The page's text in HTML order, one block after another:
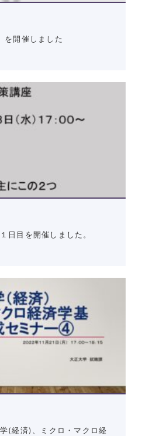
を開催しました
目を開催しました。
経済)、ミクロ・マクロ経